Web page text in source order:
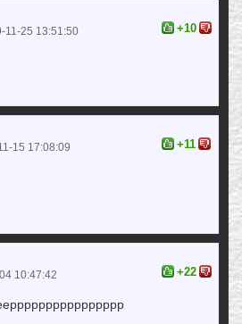
11-25 13:51:50 +10
15 17:08:09 +11
10:47:42 +22